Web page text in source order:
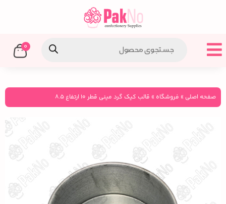
0
صفحه اصلی » فروشگاه » قالب کیک گرد مینی قطر 10 ارتفاع 8.5